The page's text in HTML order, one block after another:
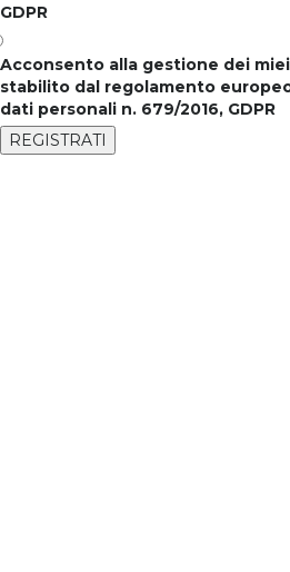
GDPR
Acconsento alla gestione dei
stabilito dal regolamento
dati personali n. 679/2016, GDPR
REGISTRATI